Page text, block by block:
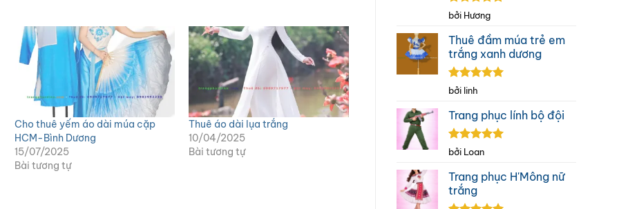
Được xếp
5
sao
bởi Hương
Thuê đầm múa trẻ em
trắng xanh dương
Được xếp
sao
bởi linh
Trang phục lính bộ đội
Được xếp
sao
bởi Loan
Trang phục H'Mông nữ
trắng
Cho thuê yếm áo dài múa cặp
HCM-Bình Dương
15/07/2025
Bài tương tự
Thuê áo dài lụa trắng
10/04/2025
Bài tương tự